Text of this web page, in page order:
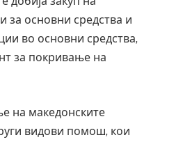
основни средства и
во основни средства,
за покривање на
на македонските
видови помош, кои